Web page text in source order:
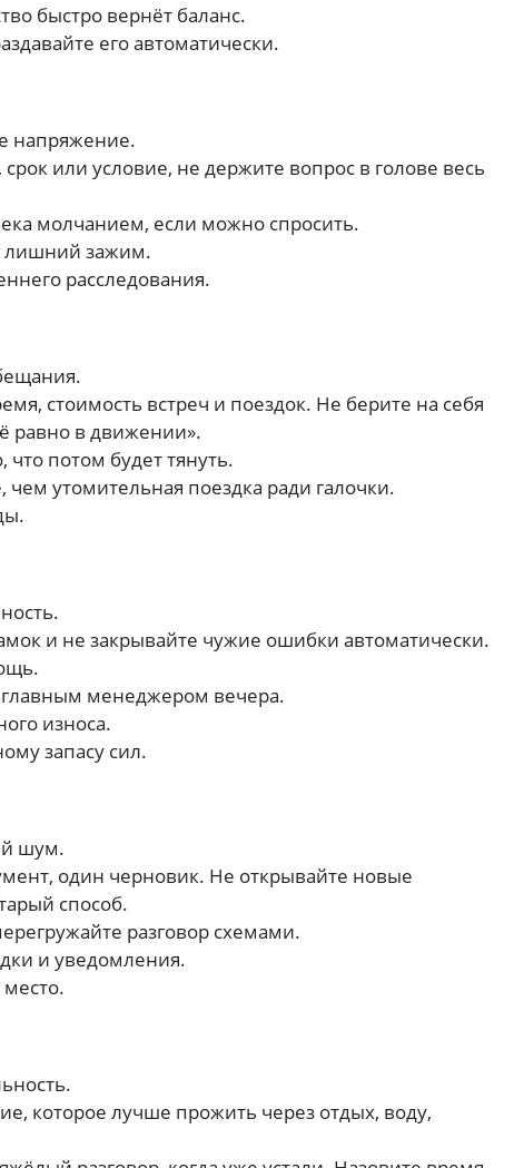
быстро вернёт баланс.
его автоматически.
напряжение.
или условие, не держите вопрос в голове весь
молчанием, если можно спросить.
лишний зажим.
расследования.
стоимость встреч и поездок. Не берите на себя
равно в движении».
что потом будет тянуть.
чем утомительная поездка ради галочки.
и не закрывайте чужие ошибки автоматически.
главным менеджером вечера.
износа.
запасу сил.
шум.
один черновик. Не открывайте новые
способ.
разговор схемами.
и уведомления.
которое лучше прожить через отдых, воду,